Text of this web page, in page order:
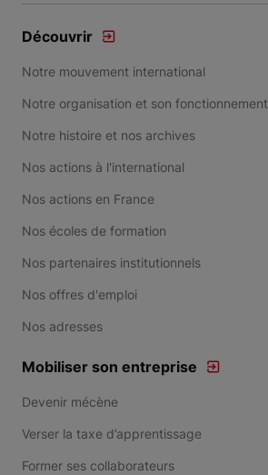
Découvrir
Notre mouvement international
Notre organisation et son fonctionnement
Notre histoire et nos archives
Nos actions à l'international
Nos actions en France
Nos écoles de formation
Nos partenaires institutionnels
Nos offres d'emploi
Nos adresses
Mobiliser son entreprise
Devenir mécène
Verser la taxe d’apprentissage
Former ses collaborateurs